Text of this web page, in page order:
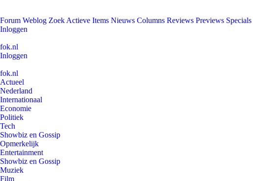
Forum Weblog Zoek Actieve Items Nieuws Columns Reviews Previews Specials
Inloggen
fok.nl
Inloggen
fok.nl
Actueel
Nederland
Internationaal
Economie
Politiek
Tech
Showbiz en Gossip
Opmerkelijk
Entertainment
Showbiz en Gossip
Muziek
Film